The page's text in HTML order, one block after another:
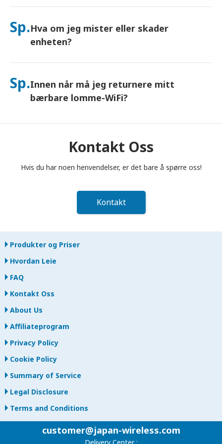
Ja – koble til opptil 10 enheter samtidig (telefoner, nettbrett,
inkluderer en gratis nødlader for bruk hele dagen.
Sp.Hva om jeg mister eller skader
enheten?
Du kan legge til Forsikring i kassen for å dekke tap eller skade.
skjer, kontakt oss umiddelbart – vi hjelper deg med å holde
deg tilkoblet.
Sp.Innen når må jeg returnere mitt
bærbare lomme-WiFi?
avsluttet. Hvis du returnerer for sent, vil du bli belastet.
Kontakt Oss
Hvis du har noen henvendelser, er det bare å spørre oss!
Kontakt
Produkter og Priser
Hvordan Leie
FAQ
Kontakt Oss
About Us
Affiliateprogram
Privacy Policy
Cookie Policy
Summary of Service
Legal Disclosure
Terms and Conditions
customer@japan-wireless.com